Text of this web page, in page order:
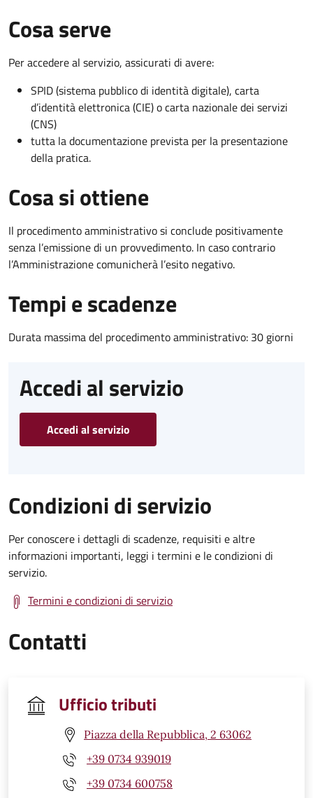
Cosa serve
Per accedere al servizio, assicurati di avere:
SPID (sistema pubblico di identità digitale), carta
d’identità elettronica (CIE) o carta nazionale dei servizi
(CNS)
tutta la documentazione prevista per la presentazione
della pratica.
Cosa si ottiene
Il procedimento amministrativo si conclude positivamente
senza l’emissione di un provvedimento. In caso contrario
l’Amministrazione comunicherà l’esito negativo.
Tempi e scadenze
Durata massima del procedimento amministrativo: 30 giorni
Accedi al servizio
Accedi al servizio
Condizioni di servizio
Per conoscere i dettagli di scadenze, requisiti e altre
informazioni importanti, leggi i termini e le condizioni di
servizio.
Termini e condizioni di servizio
Contatti
Ufficio tributi
Piazza della Repubblica, 2 63062
+39 0734 939019
+39 0734 600758